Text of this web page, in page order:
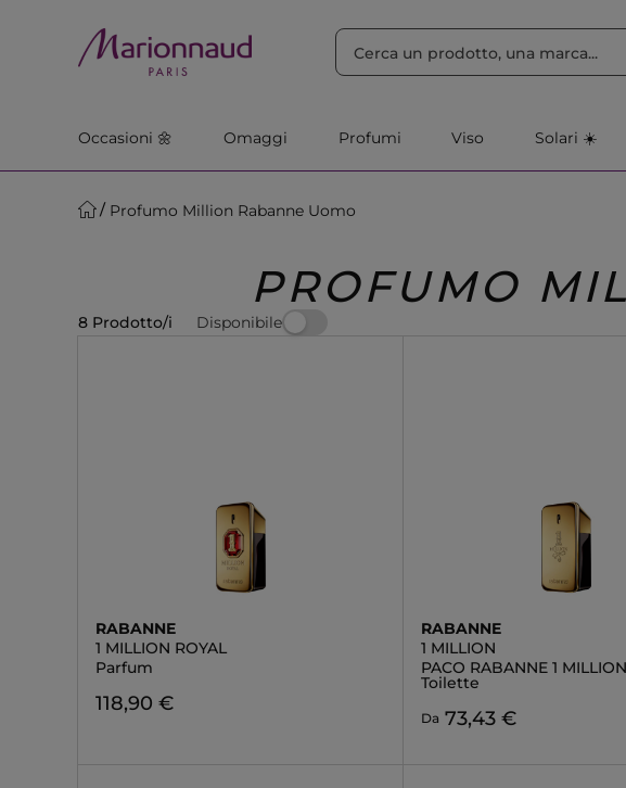
Occasioni 🌼 Omaggi Profumi Viso Solari ☀️
Profumo Million Rabanne Uomo
PROFUMO
8 Prodotto/i Disponibile
RABANNE
1 MILLION ROYAL
Parfum
118,90 €
RABANNE
1 MILLION
PACO RABANNE 1
Toilette
Da 73,43 €